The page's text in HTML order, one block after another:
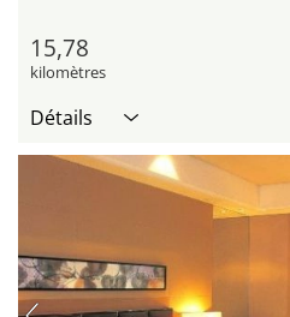
15,78
kilomètres
Détails